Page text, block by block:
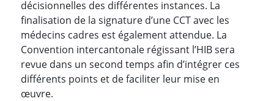
décisionnelles des différentes instances. La
finalisation de la signature d’une CCT avec les
médecins cadres est également attendue. La
Convention intercantonale régissant l’HIB sera
revue dans un second temps afin d’intégrer ces
différents points et de faciliter leur mise en
œuvre.